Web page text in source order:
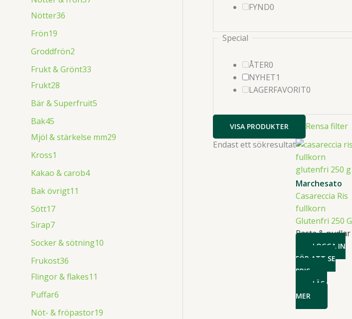
Nötter36
Frön19
Groddfrön2
Frukt & Grönt33
Frukt28
Bär & Superfruit5
Bak45
Mjöl & stärkelse mm29
Kross1
Kakao & carob4
Bak övrigt11
Sött17
Sirap7
Socker & sötning10
Frukost36
Flingor & flakes11
Puffar6
Nöt- & fröpastor19
FYND0
Special
ÅTER0
produkter
NYHET1
produkter
LAGERFAVORIT0
VISA PRODUKTER
Rensa filter
Endast ett sökresultat
Marchesato
Casareccia Ris
fullkorn
Glutenfri 250 G
Pasta & nudlar
LOGGA IN
FÖR ATT SE
PRIS
LÄS
MER